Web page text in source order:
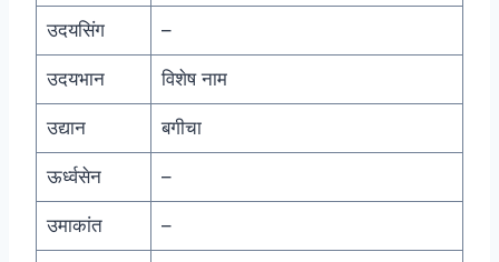
उदयसिंग –
उदयभान विशेष नाम
उद्यान बगीचा
ऊर्ध्वसेन –
उमाकांत –